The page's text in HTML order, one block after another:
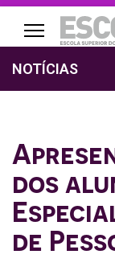
NOTÍCIAS
dos
de